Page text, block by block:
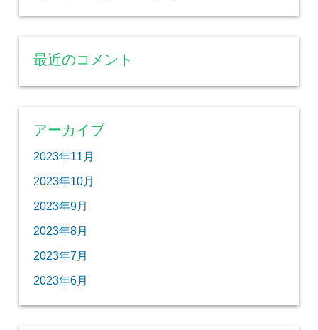
最近のコメント
アーカイブ
2023年11月
2023年10月
2023年9月
2023年8月
2023年7月
2023年6月